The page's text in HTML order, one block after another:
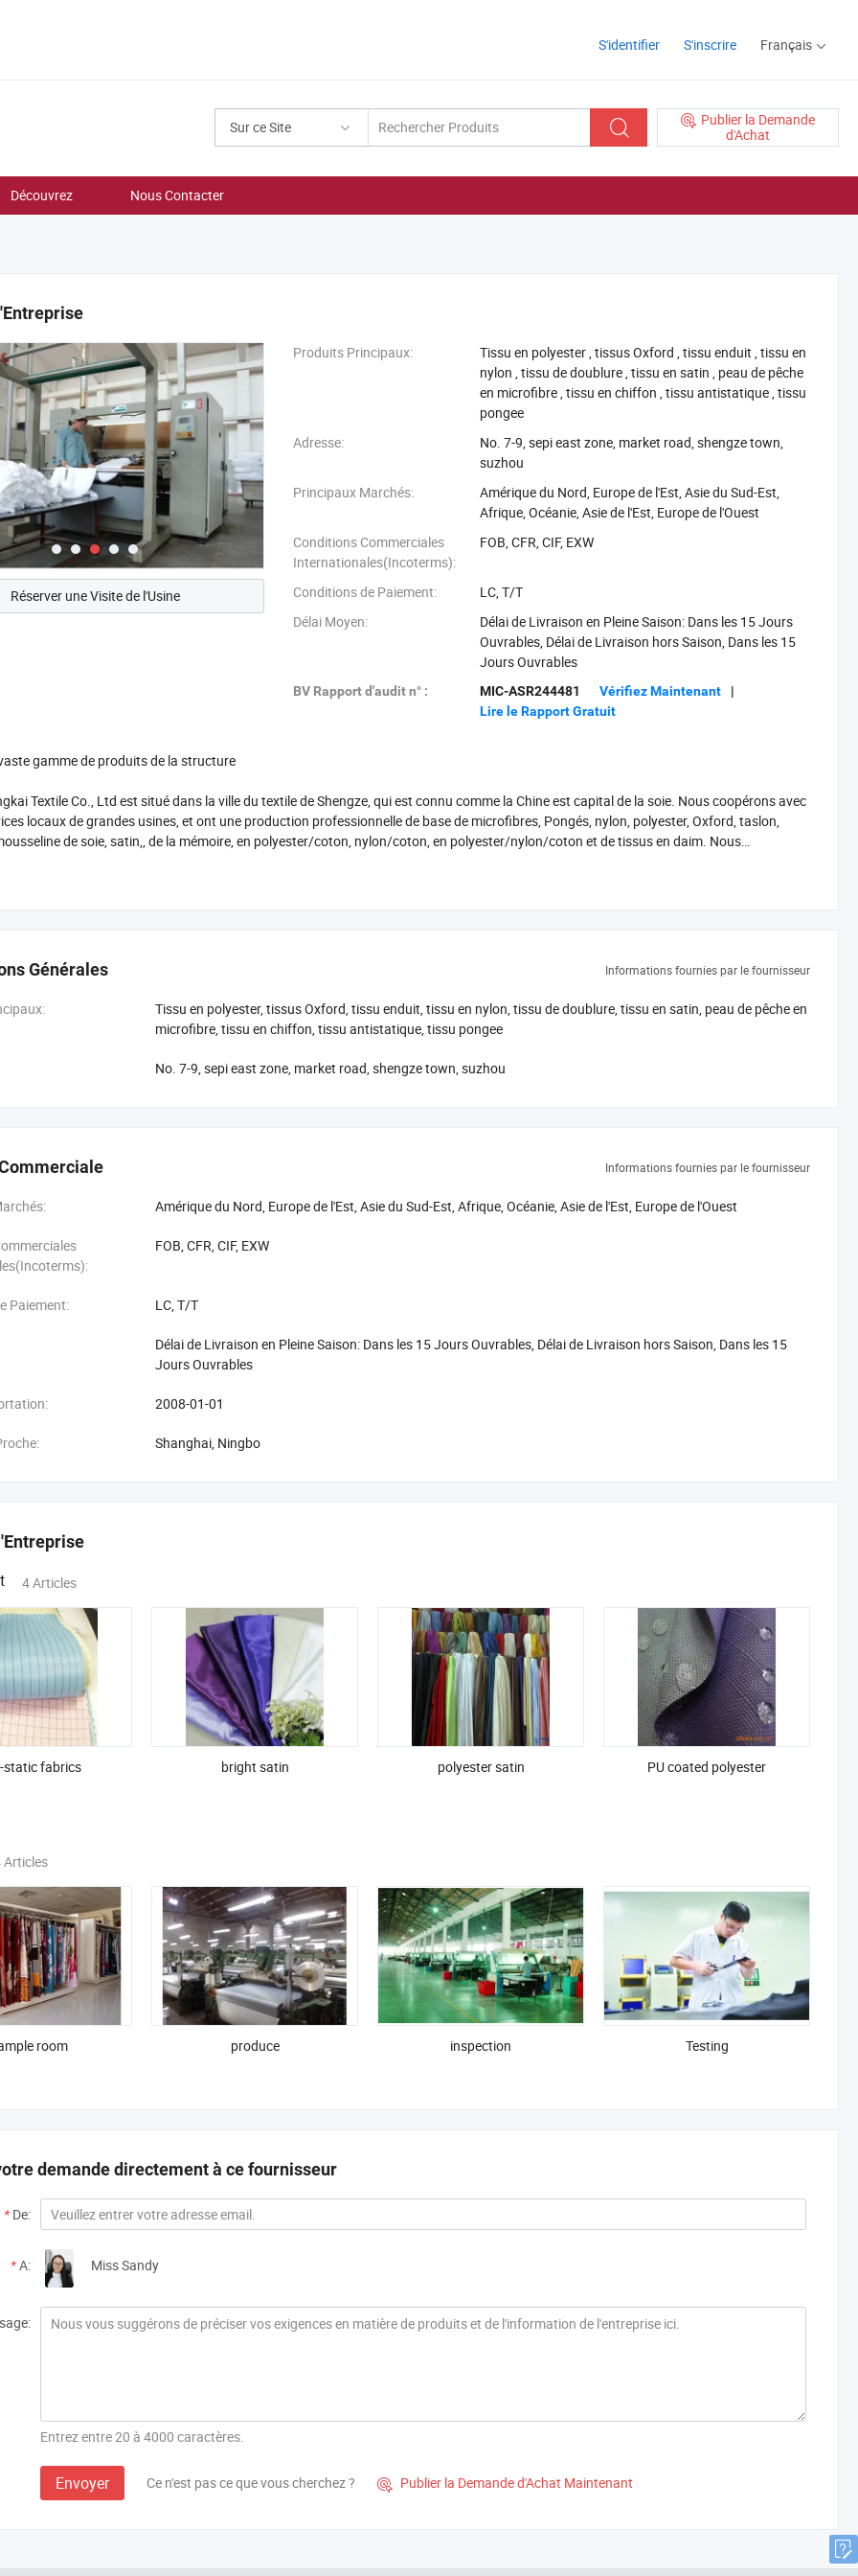
S'identifier S'inscrire Français
Sur ce Site
Publier la Demande
d'Achat
Découvrez Nous Contacter
Réserver une Visite de l'Usine
Produits Principaux: ‪Tissu en polyester‬,‪tissus Oxford‬ ,‪tissu enduit‬ ,‪tissu en
nylon‬ ,‪tissu de doublure‬,‪tissu en satin‬ , ‪peau de pêche
en microfibre‬,‪tissu en chiffon‬ ,‪tissu antistatique‬,‪tissu
pongee‬
Adresse:
No. 7-9, sepi east zone, market road, shengze town,
suzhou
Principaux Marchés:
Amérique du Nord, Europe de l'Est, Asie du Sud-Est,
Afrique, Océanie, Asie de l'Est, Europe de l'Ouest
Conditions Commerciales
Internationales(Incoterms):
FOB, CFR, CIF, EXW
Conditions de Paiement:
LC, T/T
Délai Moyen:
Délai de Livraison en Pleine Saison: Dans les 15 Jours
Ouvrables, Délai de Livraison hors Saison, Dans les 15
Jours Ouvrables
BV Rapport d'audit n° : MIC-ASR244481 Vérifiez Maintenant
|
Lire le Rapport Gratuit
gamme de produits de la structure
Textile Co., Ltd est situé dans la ville du textile de Shengze, qui est connu comme la Chine est capital de la soie. Nous coopérons avec
locaux de grandes usines, et ont une production professionnelle de base de microfibres, Pongés, nylon, polyester, Oxford, taslon,
de soie, satin,, de la mémoire, en polyester/coton, nylon/coton, en polyester/nylon/coton et de tissus en daim. Nous
voiture couvre, tentes, home textiles, des foulards, de drapeaux, des parasols et ladies' robes.
répondre à vos exigences en PU, A/C, laiteuse, W/R et de couleur Revêtement polyuréthane, ainsi que dans l'impression et le collage.
du marché, par l'introduction de potentiel chimique approprié de tissu de polyester, nous nous efforçons de produits de haute
pour les clients nationaux et étrangers.
de nouveaux et anciens clients localement et à l'étranger à visiter notre entreprise et de discuter de la coopération mutuelle. Pour
Générales Informations fournies par le fournisseur
Tissu en polyester, tissus Oxford, tissu enduit, tissu en nylon, tissu de doublure, tissu en satin, peau de pêche en
microfibre, tissu en chiffon, tissu antistatique, tissu pongee
No. 7-9, sepi east zone, market road, shengze town, suzhou
Informations fournies par le fournisseur
Amérique du Nord, Europe de l'Est, Asie du Sud-Est, Afrique, Océanie, Asie de l'Est, Europe de l'Ouest
FOB, CFR, CIF, EXW
Paiement: LC, T/T
Délai de Livraison en Pleine Saison: Dans les 15 Jours Ouvrables, Délai de Livraison hors Saison, Dans les 15
Jours Ouvrables
2008-01-01
Shanghai, Ningbo
4 Articles
static fabrics bright satin polyester satin PU coated polyester
Articles
room produce inspection Testing
demande directement à ce fournisseur
* De:
*A: Miss Sandy
Entrez entre 20 à 4000 caractères.
Envoyer Ce n'est pas ce que vous cherchez ?  Publier la Demande d'Achat Maintenant